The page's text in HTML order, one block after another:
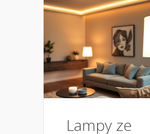
Lampy ze